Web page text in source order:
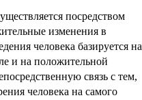
посредством
изменения в
человека базируется на
и на положительной
связь с тем,
человека на самого